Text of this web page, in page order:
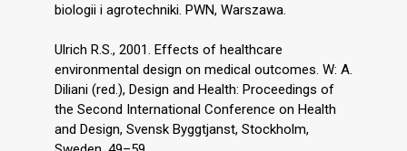
biologii i agrotechniki. PWN, Warszawa.
Ulrich R.S., 2001. Effects of healthcare
environmental design on medical outcomes. W: A.
Diliani (red.), Design and Health: Proceedings of
the Second International Conference on Health
and Design, Svensk Byggtjanst, Stockholm,